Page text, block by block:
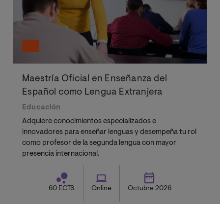
Maestría Oficial en Enseñanza del
Español como Lengua Extranjera
Educación
Adquiere conocimientos especializados e
innovadores para enseñar lenguas y desempeña tu rol
como profesor de la segunda lengua con mayor
presencia internacional.
60 ECTS Online Octubre 2026